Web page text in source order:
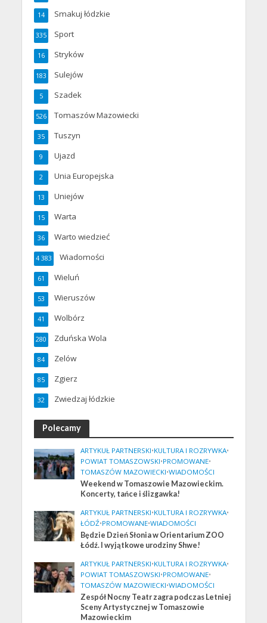
Smakuj łódzkie
14
Sport
335
Stryków
16
Sulejów
183
Szadek
5
Tomaszów Mazowiecki
526
Tuszyn
35
Ujazd
9
Unia Europejska
2
Uniejów
13
Warta
15
Warto wiedzieć
36
Wiadomości
4 383
Wieluń
61
Wieruszów
53
Wolbórz
41
Zduńska Wola
280
Zelów
84
Zgierz
85
Zwiedzaj łódzkie
32
Polecamy
ARTYKUŁ PARTNERSKI•KULTURA I ROZRYWKA•
POWIAT TOMASZOWSKI•PROMOWANE•
TOMASZÓW MAZOWIECKI•WIADOMOŚCI
Weekend w Tomaszowie Mazowieckim.
Koncerty, tańce i ślizgawka!
ARTYKUŁ PARTNERSKI•KULTURA I ROZRYWKA•
ŁÓDŹ•PROMOWANE•WIADOMOŚCI
Będzie Dzień Słonia w Orientarium ZOO
Łódź. I wyjątkowe urodziny Shwe!
ARTYKUŁ PARTNERSKI•KULTURA I ROZRYWKA•
POWIAT TOMASZOWSKI•PROMOWANE•
TOMASZÓW MAZOWIECKI•WIADOMOŚCI
Zespół Nocny Teatr zagra podczas Letniej
Sceny Artystycznej w Tomaszowie
Mazowieckim